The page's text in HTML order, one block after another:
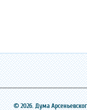
© 2026. Дума